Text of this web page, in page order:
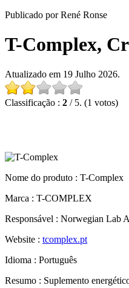
Publicado por René Ronse
T-Complex,
Atualizado em 19 Julho 2026.
Classificação : 2 / 5. (1 votos)
Nome do produto : T-Complex
Marca : T-COMPLEX
Responsável : Norwegian Lab
Website : tcomplex.pt
Idioma : Português
Resumo : Suplemento